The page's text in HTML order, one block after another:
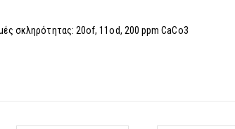
σκληρότητας: 20of, 11od, 200 ppm CaCo3